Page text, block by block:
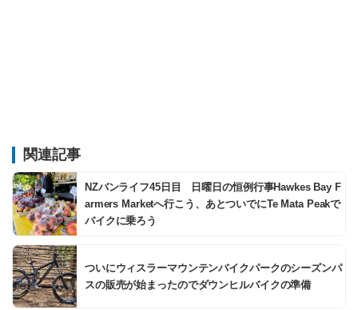
関連記事
NZバンライフ45日目 日曜日の恒例行事Hawkes Bay F
armers Marketへ行こう、あとついでにTe Mata Peakで
バイクに乗ろう
ついにウィスラーマウンテンバイクパークのシーズンパ
スの販売が始まったのでダウンヒルバイクの準備